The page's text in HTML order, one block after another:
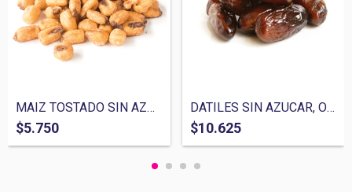
MAIZ TOSTADO SIN AZUCAR, ORGANICOS, 100%...
$5.750
DATILES SIN AZUCAR, ORGANICOS, 100% NATU...
$10.625